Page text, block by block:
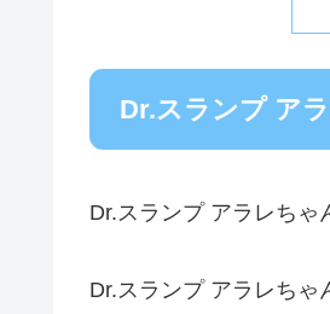
Dr.スランプ ア
Dr.スランプ アラレちゃ
Dr.スランプ アラレちゃ